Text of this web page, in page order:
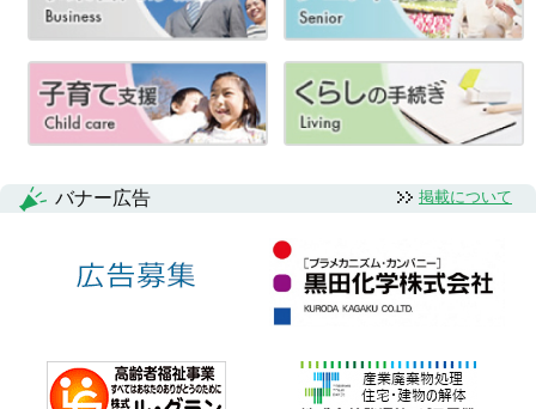
バナー広告 掲載について